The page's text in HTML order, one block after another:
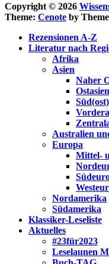
Copyright © 2026
Theme: Cenote by
Rezensionen A-Z
Literatur nach
Afrika
Asien
Naher
Ostasien
Australien
Europa
Mittel-
Nordamerika
Südamerika
Klassiker-Leseliste
Aktuelles
#23für2023
Leselaunen